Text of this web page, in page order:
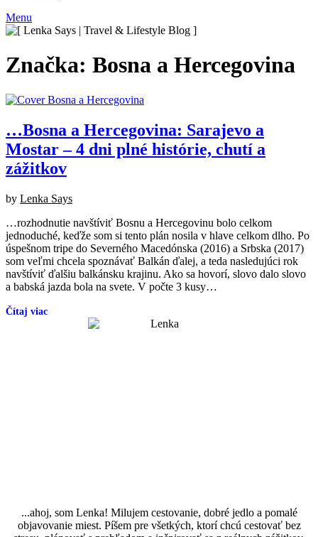
Menu
Značka: Bosna a Hercegovina
…Bosna a Hercegovina: Sarajevo a
Mostar – 4 dni plné histórie, chutí a
zážitkov
Posted
05/202512/2025
by Lenka Says
…rozhodnutie navštíviť Bosnu a Hercegovinu bolo celkom
jednoduché, keďže som si tento plán nosila v hlave celkom dlho. Po
úspešnom tripe do Severného Macedónska (2016) a Srbska (2017)
som veľmi chcela spoznávať Balkán ďalej, a teda nasledujúci rok
navštíviť ďalšiu balkánsku krajinu. Ako sa hovorí, slovo dalo slovo
a babská jazda bola na svete. V počte 3 kusy…
...ahoj, som Lenka! Milujem cestovanie, dobré jedlo a pomalé
objavovanie miest. Píšem pre všetkých, ktorí chcú cestovať bez